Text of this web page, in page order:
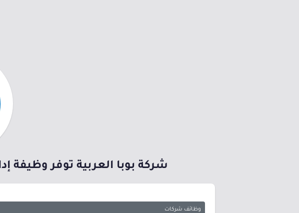
شركة بوبا العربية توفر وظيفة
وظائف شركات